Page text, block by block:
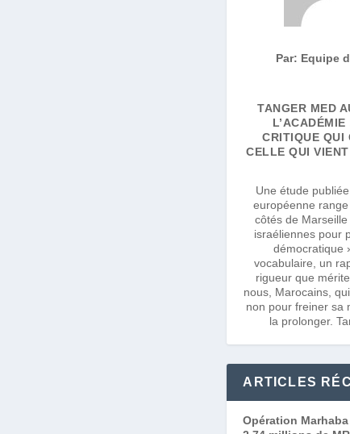
Par: Equipe
TANGER MED
CRITIQUE QUI
CELLE QUI
Une étude
européenne
côtés de
israéliennes pour
démocratique
vocabulaire, un
rigueur que
nous, Marocains,
non pour freiner sa
la prolonger.
ARTICLES
Opération